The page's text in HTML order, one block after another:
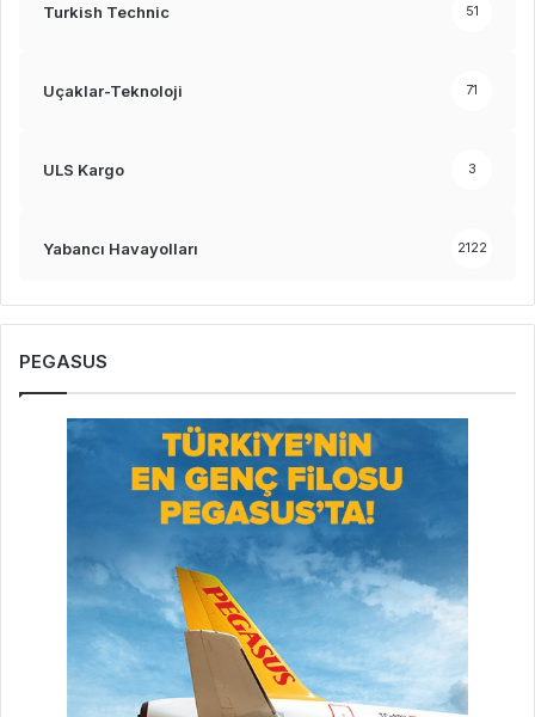
Turkish Technic 51
Uçaklar-Teknoloji 71
ULS Kargo 3
Yabancı Havayolları 2122
PEGASUS